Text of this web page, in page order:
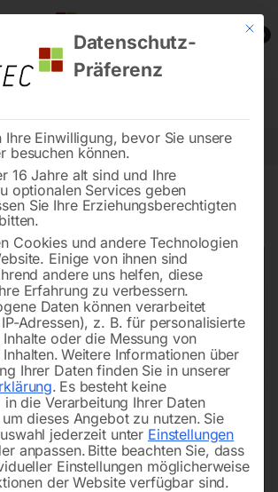
0
Dreh-Zubehör Ölschauglas kompl.
Mit
Datenschutz-
Präferenz
Einwilligung, bevor Sie unsere
besuchen können.
16 Jahre alt sind und Ihre
optionalen Services geben
Sie Ihre Erziehungsberechtigten
Cookies und andere Technologien
Einige von ihnen sind
andere uns helfen, diese
Erfahrung zu verbessern.
Daten können verarbeitet
Adressen), z. B. für personalisierte
oder die Messung von
Weitere Informationen über
Ihrer Daten finden Sie in unserer
. Es besteht keine
die Verarbeitung Ihrer Daten
dieses Angebot zu nutzen. Sie
jederzeit unter Einstellungen
anpassen. Bitte beachten Sie, dass
Einstellungen möglicherweise
der Website verfügbar sind.